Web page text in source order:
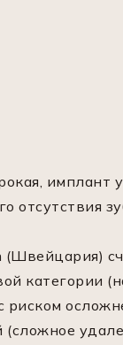
имплант
отсутствия
категории
риском